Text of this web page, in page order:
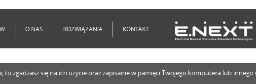
zgadzasz się na ich użycie oraz zapisanie w pamięci Twojego komputera lub
O NAS ROZWIĄZANIA KONTAKT